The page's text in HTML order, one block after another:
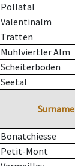
Pöllatal
Valentinalm
Tratten
Mühlviertler Alm
Scheiterboden
Seetal
Surname
Bonatchiesse
Petit-Mont